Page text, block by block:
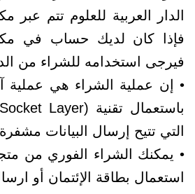
الدار العربية للعلوم تتم عبر
فإذا كان لديك حساب في
فيرجى استخدامه للشراء من
التي تتيح إرسال البيانات
• يمكنك الشراء الفوري من
استعمال بطاقة الإئتمان أو